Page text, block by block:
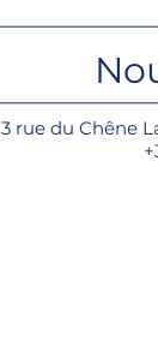
3 rue du Chêne